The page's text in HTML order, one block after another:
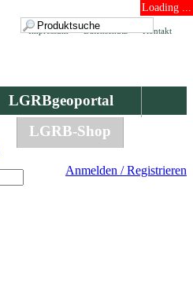
Loading ...
Kontakt
Datenschutz
Impressum
LGRBgeoportal
LGRB-Shop
Anmelden / Registrieren